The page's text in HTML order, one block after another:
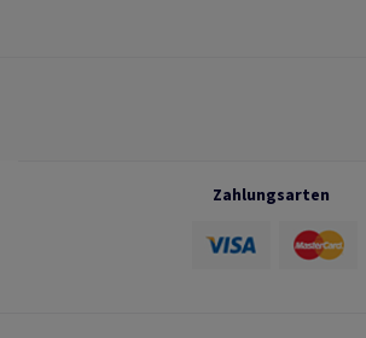
Zahlungsarten